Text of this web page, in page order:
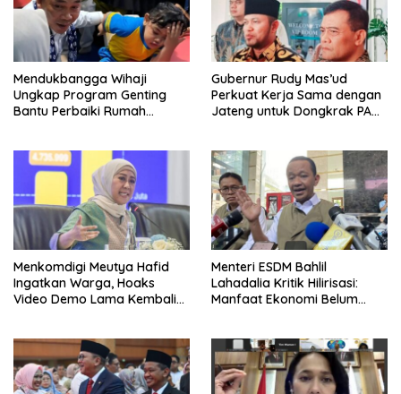
Mendukbangga Wihaji
Ungkap Program Genting
Bantu Perbaiki Rumah
Gubernur Rudy Mas’ud
Perkuat Kerja Sama dengan
Jateng untuk Dongkrak PAD
Menkomdigi Meutya Hafid
Ingatkan Warga, Hoaks
Video Demo Lama Kembali
Menteri ESDM Bahlil
Lahadalia Kritik Hilirisasi:
Manfaat Ekonomi Belum